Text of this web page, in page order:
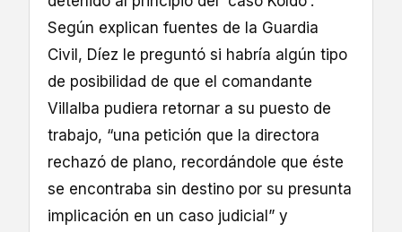
Según explican fuentes de la Guardia
Civil, Díez le preguntó si habría algún tipo
de posibilidad de que el comandante
Villalba pudiera retornar a su puesto de
trabajo, “una petición que la directora
rechazó de plano, recordándole que éste
se encontraba sin destino por su presunta
implicación en un caso judicial” y